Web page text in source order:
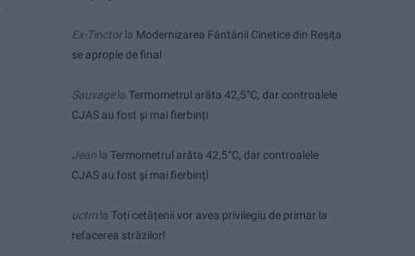
Ex-Tinctorla Modernizarea Fântânii Cinetice din Reșița
se apropie de final
Sauvagela Termometrul arăta 42,5°C, dar controalele
CJAS au fost și mai fierbinți
Jean la Termometrul arăta 42,5°C, dar controalele
CJAS au fost și mai fierbinți
uctmla Toți cetățenii vor avea privilegiu de primar la
refacerea străzilor!